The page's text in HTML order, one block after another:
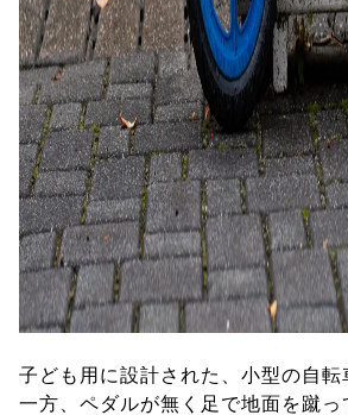
子ども用に設計された、小型の自転
一方、ペダルが無く足で地面を蹴っ